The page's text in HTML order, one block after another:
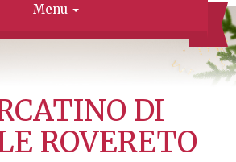
Menu
DI
ROVERETO